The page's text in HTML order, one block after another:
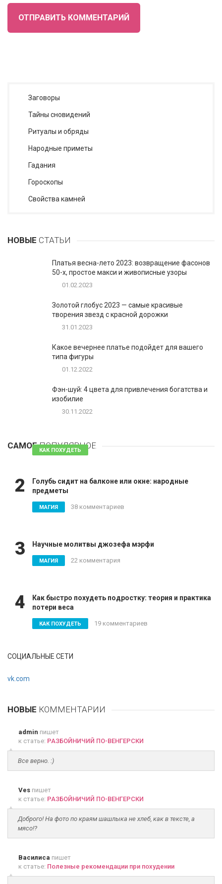
ОТПРАВИТЬ КОММЕНТАРИЙ
Заговоры
Тайны сновидений
Ритуалы и обряды
Народные приметы
Гадания
Гороскопы
Cвойства камней
НОВЫЕ СТАТЬИ
Платья весна-лето 2023: возвращение фасонов
50-х, простое макси и живописные узоры
01.02.2023
Золотой глобус 2023 — самые красивые
творения звезд с красной дорожки
31.01.2023
Какое вечернее платье подойдет для вашего
типа фигуры
01.12.2022
Фэн-шуй: 4 цвета для привлечения богатства и
изобилие
30.11.2022
САМОЕПОПУЛЯРНОЕ
КАК ПОХУДЕТЬ 81 комментарий
2
Голубь сидит на балконе или окне: народные
предметы
МАГИЯ 38 комментариев
3 Научные молитвы джозефа мэрфи
МАГИЯ 22 комментария
4
Как быстро похудеть подростку: теория и практика
потери веса
КАК ПОХУДЕТЬ 19 комментариев
СОЦИАЛЬНЫЕ СЕТИ
vk.com
НОВЫЕ КОММЕНТАРИИ
admin пишет
к статье: РАЗБОЙНИЧИЙ ПО-ВЕНГЕРСКИ
Все верно. :)
Ves пишет
к статье: РАЗБОЙНИЧИЙ ПО-ВЕНГЕРСКИ
Доброго! На фото по краям шашлыка не хлеб, как в тексте, а
мясо!?
Василиса пишет
к статье: Полезные рекомендации при похудении